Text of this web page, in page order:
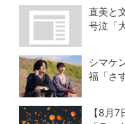
30回あらすじ
直美と
号泣「
シマケ
福「さ
【8月